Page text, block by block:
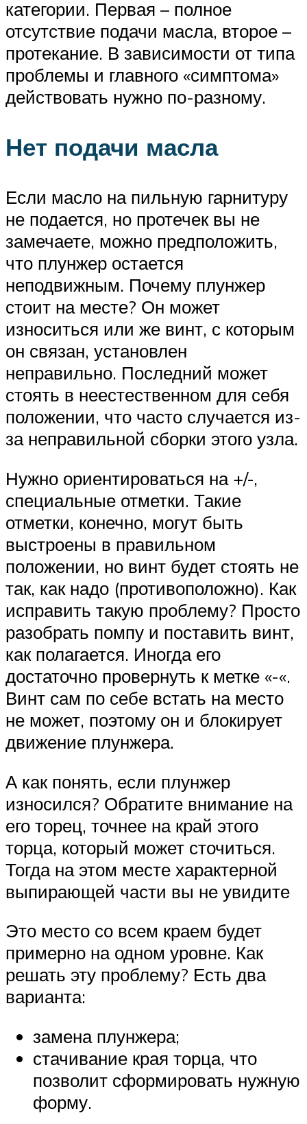
категории. Первая – полное
отсутствие подачи масла, второе –
протекание. В зависимости от типа
проблемы и главного «симптома»
действовать нужно по-разному.
Нет подачи масла
Если масло на пильную гарнитуру
не подается, но протечек вы не
замечаете, можно предположить,
что плунжер остается
неподвижным. Почему плунжер
стоит на месте? Он может
износиться или же винт, с которым
он связан, установлен
неправильно. Последний может
стоять в неестественном для себя
положении, что часто случается из-
за неправильной сборки этого узла.
Нужно ориентироваться на +/-,
специальные отметки. Такие
отметки, конечно, могут быть
выстроены в правильном
положении, но винт будет стоять не
так, как надо (противоположно). Как
исправить такую проблему? Просто
разобрать помпу и поставить винт,
как полагается. Иногда его
достаточно провернуть к метке «-«.
Винт сам по себе встать на место
не может, поэтому он и блокирует
движение плунжера.
А как понять, если плунжер
износился? Обратите внимание на
его торец, точнее на край этого
торца, который может сточиться.
Тогда на этом месте характерной
выпирающей части вы не увидите
Это место со всем краем будет
примерно на одном уровне. Как
решать эту проблему? Есть два
варианта:
замена плунжера;
стачивание края торца, что
позволит сформировать нужную
форму.